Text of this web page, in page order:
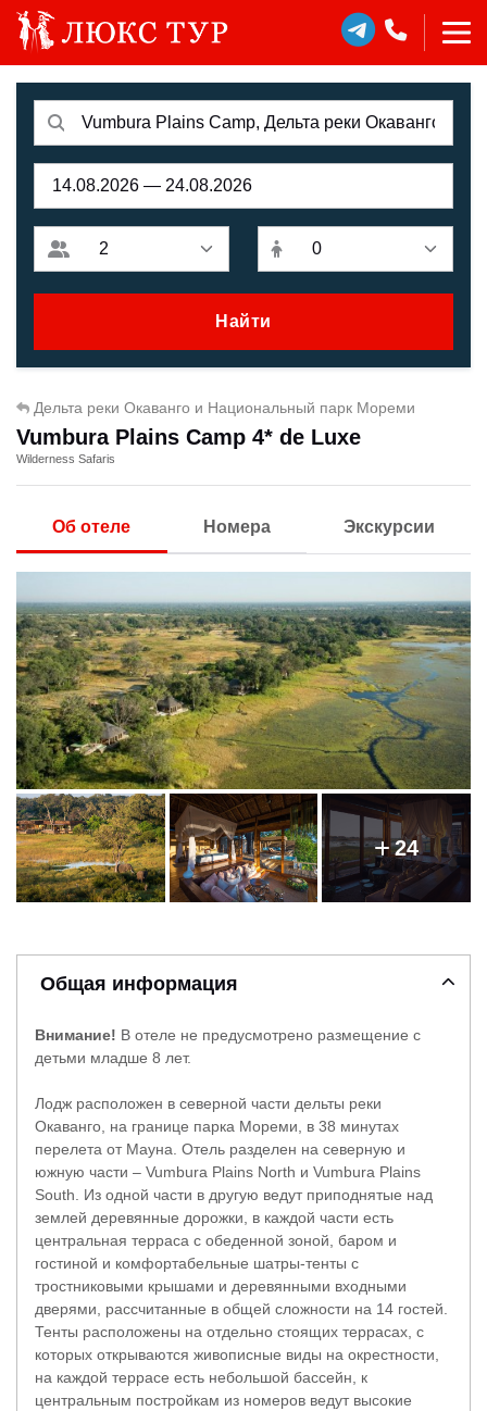
Найти
Дельта реки Окаванго и Национальный парк Мореми
Vumbura Plains Camp 4* de Luxe
Wilderness Safaris
Об отеле Номера Экскурсии
24
Общая информация
Внимание! В отеле не предусмотрено размещение с
детьми младше 8 лет.
Лодж расположен в северной части дельты реки
Окаванго, на границе парка Мореми, в 38 минутах
перелета от Мауна. Отель разделен на северную и
южную части – Vumbura Plains North и Vumbura Plains
South. Из одной части в другую ведут приподнятые над
землей деревянные дорожки, в каждой части есть
центральная терраса с обеденной зоной, баром и
гостиной и комфортабельные шатры-тенты с
тростниковыми крышами и деревянными входными
дверями, рассчитанные в общей сложности на 14 гостей.
Тенты расположены на отдельно стоящих террасах, с
которых открываются живописные виды на окрестности,
на каждой террасе есть небольшой бассейн, к
центральным постройкам из номеров ведут высокие